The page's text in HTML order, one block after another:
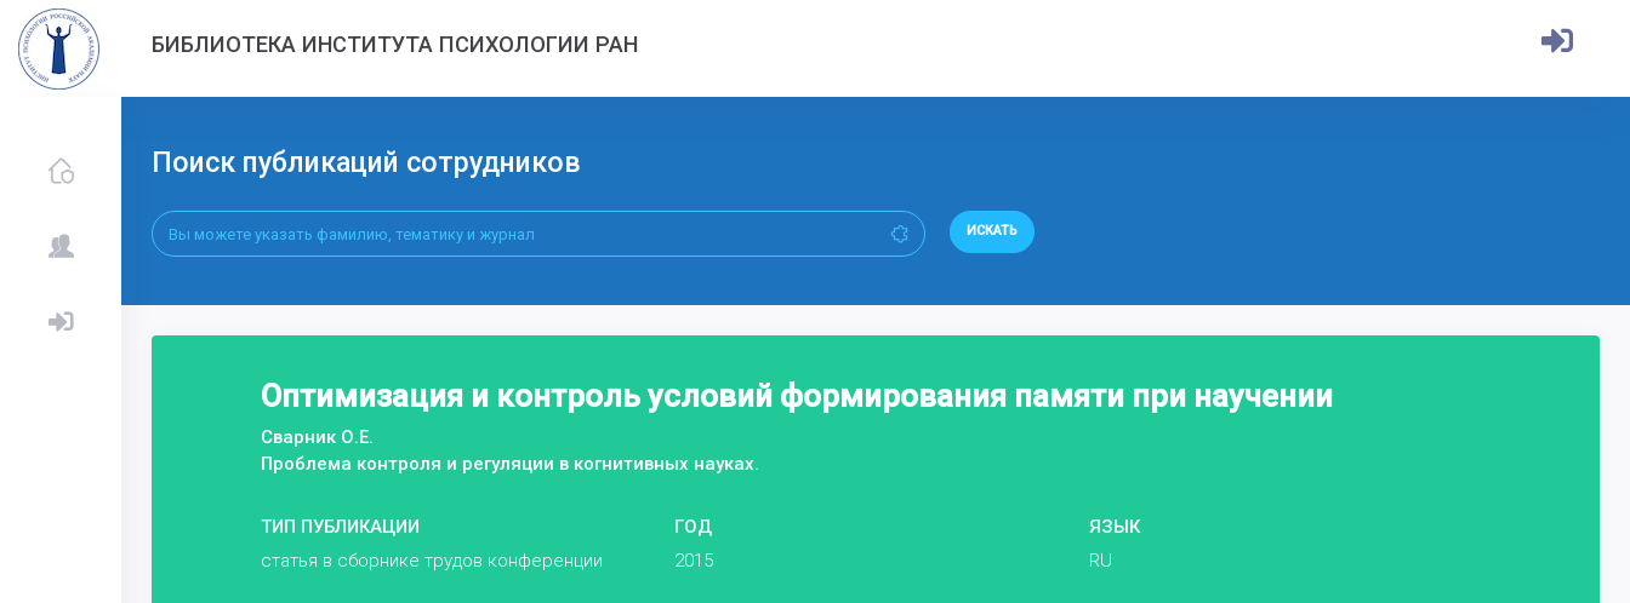
БИБЛИОТЕКА ИНСТИТУТА ПСИХОЛОГИИ РАН
Поиск публикаций сотрудников
ИСКАТЬ
Оптимизация и контроль условий формирования памяти при научении
Сварник О.Е.
Проблема контроля и регуляции в когнитивных науках.
ТИП ПУБЛИКАЦИИ
статья в сборнике трудов конференции
ГОД
2015
ЯЗЫК
RU